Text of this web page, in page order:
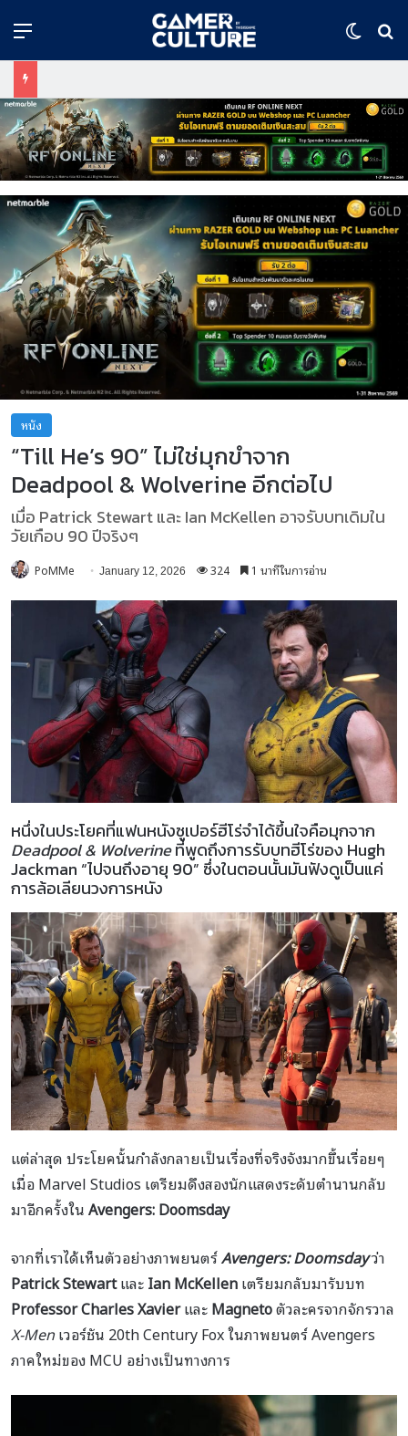
Menu
หนัง
“Till He’s 90” ไม่ใช่มุกขำจาก
Deadpool & Wolverine อีกต่อไป
เมื่อ Patrick Stewart และ Ian McKellen อาจรับบทเดิมใน
วัยเกือบ 90 ปีจริงๆ
PoMMe January 12, 2026 324 1 นาทีในการอ่าน
หนึ่งในประโยคที่แฟนหนังซูเปอร์ฮีโร่จำได้ขึ้นใจคือมุกจาก
Deadpool & Wolverineที่พูดถึงการรับบทฮีโร่ของ Hugh
Jackman “ไปจนถึงอายุ 90” ซึ่งในตอนนั้นมันฟังดูเป็นแค่
การล้อเลียนวงการหนัง
แต่ล่าสุด ประโยคนั้นกำลังกลายเป็นเรื่องที่จริงจังมากขึ้นเรื่อยๆ
เมื่อ Marvel Studios เตรียมดึงสองนักแสดงระดับตำนานกลับ
มาอีกครั้งในAvengers: Doomsday
จากที่เราได้เห็นตัวอย่างภาพยนตร์Avengers: Doomsdayว่า
Patrick StewartและIan McKellenเตรียมกลับมารับบท
Professor Charles XavierและMagnetoตัวละครจากจักรวาล
X-Menเวอร์ชัน 20th Century Fox ในภาพยนตร์ Avengers
ภาคใหม่ของ MCU อย่างเป็นทางการ